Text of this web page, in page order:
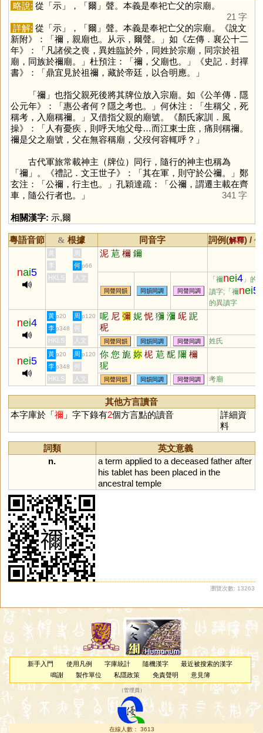
略說: 從「示」，「爾」聲。本義是奉祀亡父的宗廟。
21 字
詳解: 從「示」，「爾」聲。本義是奉祀亡父的宗廟。《說文
新附》：「禰，親廟也。从示，爾聲。」如《左傳．襄公十二
年》：「凡諸侯之喪，異姓臨於外，同姓於宗廟，同宗於祖
廟，同族於禰廟。」杜預注：「禰，父廟也。」《史記．封禪
書》：「鼎宜見於祖禰，藏於帝廷，以合明應。」
「禰」也指父親死後將其牌位放入宗廟。如《公羊傳．隱
公元年》：「惠公者何？隱之考也。」何休注：「生稱父，死
稱考，入廟稱禰。」又借指父親的廟號。《顏氏家訓．風
操》：「人有憂疾，則呼天地父母…而江東士庶，痛則稱禰。
禰是父之廟號，父在無容稱廟，父歿何容輒呼？」
古代軍旅常載神主（牌位）同行，隨行的神主也稱為
「禰」。《禮記．文王世子》：「其在軍，則守於公禰。」鄭
玄注：「公禰，行主也。」孔穎達疏：「公禰，謂遷主載在齊
車，隨公行者也。」
341 字
相關漢字: 示,爾
粵語音節 & 根據 同音字 詞例(解釋) /
nai5
黃 周 泥 苨 檷 鑈
李 何 p66
HKLS 人文
同聲同韻 同韻同調 同聲同調
「禰nei4 」的
讀字;「禰nei5
的異讀字
nei4
黃 p20 周 p120 呢 尼 彌 妮 怩 獼 瀰 屔 跜
秜
李 p348
何
HKLS
人文 同聲同韻 同韻同調 同聲同調 姓氏
nei5
黃 p20 周 p120 你 您 旎 妳 柅 苨 馜 隬 檷
狔
李 p348
何
HKLS
人文 同聲同韻 同韻同調 同聲同調 考廟
其他方言讀音
本字庫於「禰」字下錄有2個方言點的讀音
詳細資
料
詞類
英文意義
n.
a term applied to a deceased father after
his tablet has been placed in the
ancestral temple
瀏覽次數: 13263
新手入門 使用凡例 字庫統計 隨機漢字
最近被搜索的漢字
鳴謝
製作單位 私隱政策 免責聲明 意見簿
（管理員 ）
在線人數： 3613